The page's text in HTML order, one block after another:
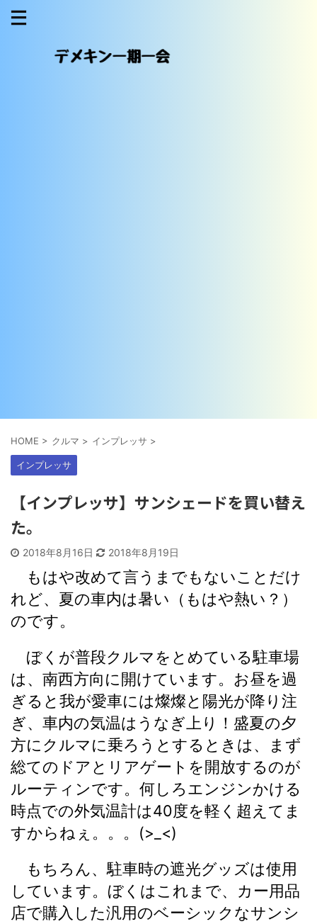
HOME > クルマ > インプレッサ >
インプレッサ
【インプレッサ】サンシェードを買い替え
た。
2018年8月16日 2018年8月19日
もはや改めて言うまでもないことだけ
れど、夏の車内は暑い（もはや熱い？）
のです。
ぼくが普段クルマをとめている駐車場
は、南西方向に開けています。お昼を過
ぎると我が愛車には燦燦と陽光が降り注
ぎ、車内の気温はうなぎ上り！盛夏の夕
方にクルマに乗ろうとするときは、まず
総てのドアとリアゲートを開放するのが
ルーティンです。何しろエンジンかける
時点での外気温計は40度を軽く超えてま
すからねぇ。。。(>_<)
もちろん、駐車時の遮光グッズは使用
しています。ぼくはこれまで、カー用品
店で購入した汎用のベーシックなサンシ